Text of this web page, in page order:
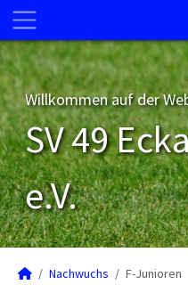
Willkommen auf der
SV 49
e.V.
Nachwuchs F-Junioren